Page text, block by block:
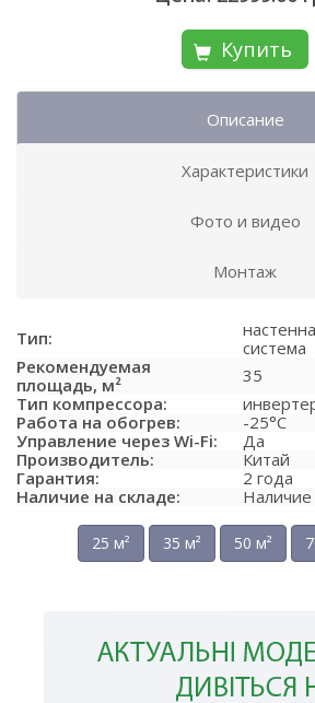
Купить
Описание
Характеристики
Фото и видео
Монтаж
Тип:
система
Рекомендуемая
площадь, м²
35
Тип компрессора:
Работа на обогрев:
-25°C
Управление через Wi-Fi:
Да
Производитель:
Китай
Гарантия:
2 года
Наличие на складе:
Наличие
25 м² 35 м² 50 м²